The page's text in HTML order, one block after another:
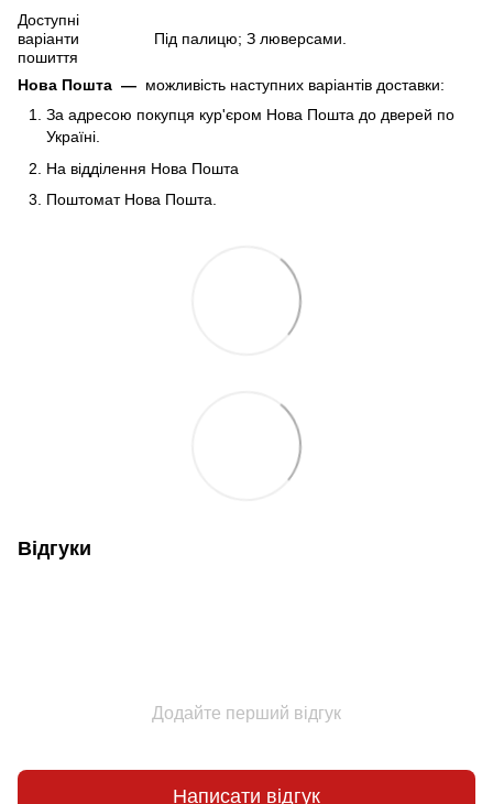
Доступні
варіанти
пошиття
Під палицю; З люверсами.
Нова Пошта — можливість наступних варіантів доставки:
За адресою покупця кур'єром Нова Пошта до дверей по
Україні.
На відділення Нова Пошта
Поштомат Нова Пошта.
Відгуки
Додайте перший відгук
Написати відгук